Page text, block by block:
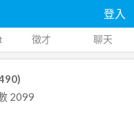
登入
徵才 聊天
)
2099